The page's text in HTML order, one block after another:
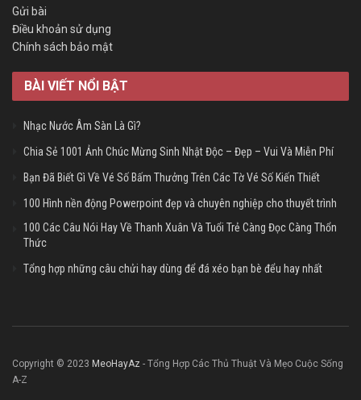
Gửi bài
Điều khoản sử dụng
Chính sách bảo mật
BÀI VIẾT NỔI BẬT
Nhạc Nước Âm Sàn Là Gì?
Chia Sẻ 1001 Ảnh Chúc Mừng Sinh Nhật Độc – Đẹp – Vui Và Miễn Phí
Bạn Đã Biết Gì Về Vé Số Bấm Thưởng Trên Các Tờ Vé Số Kiến Thiết
100 Hình nền động Powerpoint đẹp và chuyên nghiệp cho thuyết trình
100 Các Câu Nói Hay Về Thanh Xuân Và Tuổi Trẻ Càng Đọc Càng Thổn
Thức
Tổng hợp những câu chửi hay dùng để đá xéo bạn bè đểu hay nhất
Copyright © 2023 MeoHayAz - Tổng Hợp Các Thủ Thuật Và Mẹo Cuộc Sống
A-Z